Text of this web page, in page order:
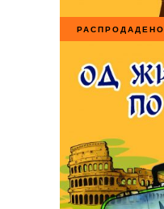
РАСПРОДАДЕНО